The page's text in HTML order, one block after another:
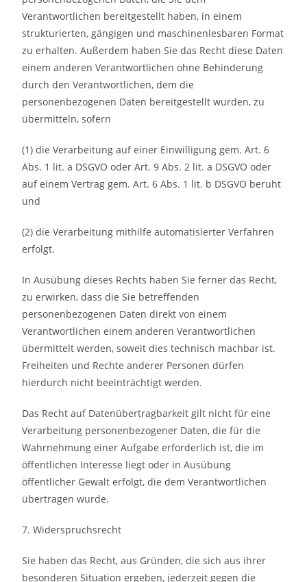
Verantwortlichen bereitgestellt haben, in einem
strukturierten, gängigen und maschinenlesbaren Format
zu erhalten. Außerdem haben Sie das Recht diese Daten
einem anderen Verantwortlichen ohne Behinderung
durch den Verantwortlichen, dem die
personenbezogenen Daten bereitgestellt wurden, zu
übermitteln, sofern
(1) die Verarbeitung auf einer Einwilligung gem. Art. 6
Abs. 1 lit. a DSGVO oder Art. 9 Abs. 2 lit. a DSGVO oder
auf einem Vertrag gem. Art. 6 Abs. 1 lit. b DSGVO beruht
und
(2) die Verarbeitung mithilfe automatisierter Verfahren
erfolgt.
In Ausübung dieses Rechts haben Sie ferner das Recht,
zu erwirken, dass die Sie betreffenden
personenbezogenen Daten direkt von einem
Verantwortlichen einem anderen Verantwortlichen
übermittelt werden, soweit dies technisch machbar ist.
Freiheiten und Rechte anderer Personen dürfen
hierdurch nicht beeinträchtigt werden.
Das Recht auf Datenübertragbarkeit gilt nicht für eine
Verarbeitung personenbezogener Daten, die für die
Wahrnehmung einer Aufgabe erforderlich ist, die im
öffentlichen Interesse liegt oder in Ausübung
öffentlicher Gewalt erfolgt, die dem Verantwortlichen
übertragen wurde.
7. Widerspruchsrecht
Sie haben das Recht, aus Gründen, die sich aus ihrer
besonderen Situation ergeben, jederzeit gegen die